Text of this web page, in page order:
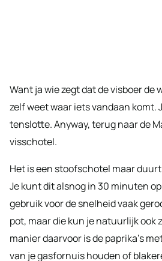
Want ja wie zegt dat de visboer de
zelf weet waar iets vandaan komt.
tenslotte. Anyway, terug naar de
visschotel.
Het is een stoofschotel maar
Je kunt dit alsnog in 30 minuten
gebruik voor de snelheid vaak
pot, maar die kun je natuurlijk ook
manier daarvoor is de paprika’s
van je gasfornuis houden of